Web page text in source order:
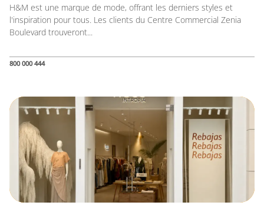
H&M est une marque de mode, offrant les derniers styles et
l'inspiration pour tous. Les clients du Centre Commercial Zenia
Boulevard trouveront...
800 000 444